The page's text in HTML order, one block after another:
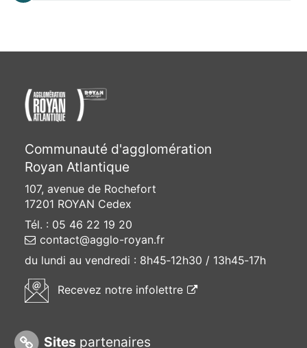
Communauté d'agglomération
Royan Atlantique
107, avenue de Rochefort
17201 ROYAN Cedex
Tél. : 05 46 22 19 20
contact@agglo-royan.fr
du lundi au vendredi : 8h45‑12h30 / 13h45‑17h
Recevez notre infolettre (ouvre une nouvelle
Sites partenaires